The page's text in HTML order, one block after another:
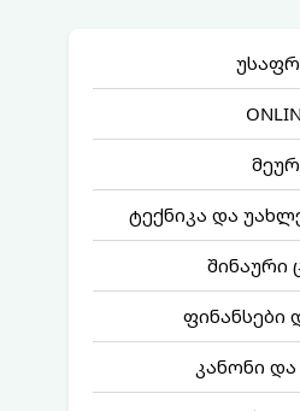
ტექნიკა და
შინაური
ფინანსები
კანონი